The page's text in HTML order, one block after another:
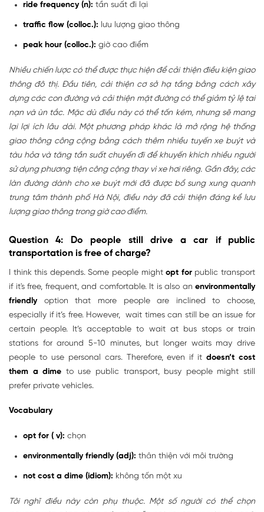
ride frequency (n): tần suất đi lại
traffic flow (colloc.): lưu lượng giao thông
peak hour (colloc.): giờ cao điểm
Nhiều chiến lược có thể được thực hiện để cải thiện điều kiện giao
thông đô thị. Đầu tiên, cải thiện cơ sở hạ tầng bằng cách xây
dựng các con đường và cải thiện mặt đường có thể giảm tỷ lệ tai
nạn và ùn tắc. Mặc dù điều này có thể tốn kém, nhưng sẽ mang
lại lợi ích lâu dài. Một phương pháp khác là mở rộng hệ thống
giao thông công cộng bằng cách thêm nhiều tuyến xe buýt và
tàu hỏa và tăng tần suất chuyến đi để khuyến khích nhiều người
sử dụng phương tiện công cộng thay vì xe hơi riêng. Gần đây, các
làn đường dành cho xe buýt mới đã được bổ sung xung quanh
trung tâm thành phố Hà Nội, điều này đã cải thiện đáng kể lưu
lượng giao thông trong giờ cao điểm.
Question 4: Do people still drive a car if public
transportation is free of charge?
I think this depends. Some people mightopt forpublic transport
if it's free, frequent, and comfortable. It is also an environmentally
friendlyoption that more people are inclined to choose,
especially if it’s free. However, wait times can still be an issue for
certain people. It’s acceptable to wait at bus stops or train
stations for around 5-10 minutes, but longer waits may drive
people to use personal cars. Therefore, even if itdoesn’t cost
them a dime to use public transport, busy people might still
prefer private vehicles.
Vocabulary
opt for ( v): chọn
environmentally friendly (adj): thân thiện với môi trường
not cost a dime (idiom): không tốn một xu
Tôi nghĩ điều này còn phụ thuộc. Một số người có thể chọn